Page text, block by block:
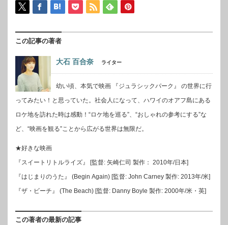
この記事の著者
大石 百合奈 ライター
幼い頃、本気で映画 『ジュラシックパーク』 の世界に行
ってみたい！と思っていた。社会人になって、ハワイのオアフ島にある
ロケ地を訪れた時は感動！“ロケ地を巡る”、“おしゃれの参考にする”な
ど、“映画を観る”ことから広がる世界は無限だ。
★好きな映画
『スイートリトルライズ』 [監督: 矢崎仁司 製作： 2010年/日本]
『はじまりのうた』 (Begin Again) [監督: John Carney 製作: 2013年/米]
『ザ・ビーチ』 (The Beach) [監督: Danny Boyle 製作: 2000年/米・英]
この著者の最新の記事